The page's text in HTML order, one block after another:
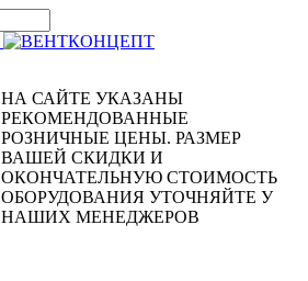
НА САЙТЕ УКАЗАНЫ
РЕКОМЕНДОВАННЫЕ
РОЗНИЧНЫЕ ЦЕНЫ. РАЗМЕР
ВАШЕЙ СКИДКИ И
ОКОНЧАТЕЛЬНУЮ СТОИМОСТЬ
ОБОРУДОВАНИЯ УТОЧНЯЙТЕ У
НАШИХ МЕНЕДЖЕРОВ